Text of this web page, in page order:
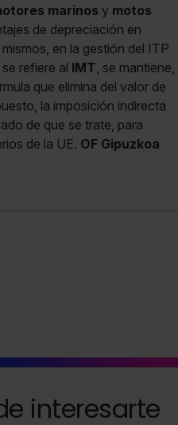
marinos y motos
de depreciación en
en la gestión del ITP
refiere al IMT, se mantiene,
que elimina del valor de
la imposición indirecta
de que se trate, para
de la UE. OF Gipuzkoa
interesarte